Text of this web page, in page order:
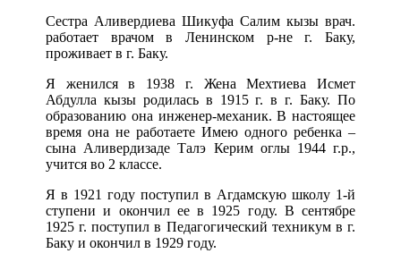
Сестра Аливердиева Шикуфа Салим кызы врач.
работает врачом в Ленинском р-не г. Баку,
проживает в г. Баку.
Я женился в 1938 г. Жена Мехтиева Исмет
Абдулла кызы родилась в 1915 г. в г. Баку. По
образованию она инженер-механик. В настоящее
время она не работаете Имею одного ребенка –
сына Аливердизаде Талэ Керим оглы 1944 г.р.,
учится во 2 классе.
Я в 1921 году поступил в Агдамскую школу 1-й
ступени и окончил ее в 1925 году. В сентябре
1925 г. поступил в Педагогический техникум в г.
Баку и окончил в 1929 году.